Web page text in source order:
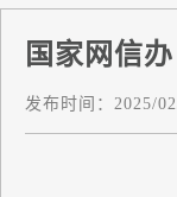
国家网信
发布时间： 2025/